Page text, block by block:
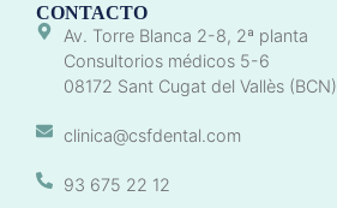
CONTACTO
Av. Torre Blanca 2-8, 2ª planta
Consultorios médicos 5-6
08172 Sant Cugat del Vallès (BCN)
clinica@csfdental.com
93 675 22 12